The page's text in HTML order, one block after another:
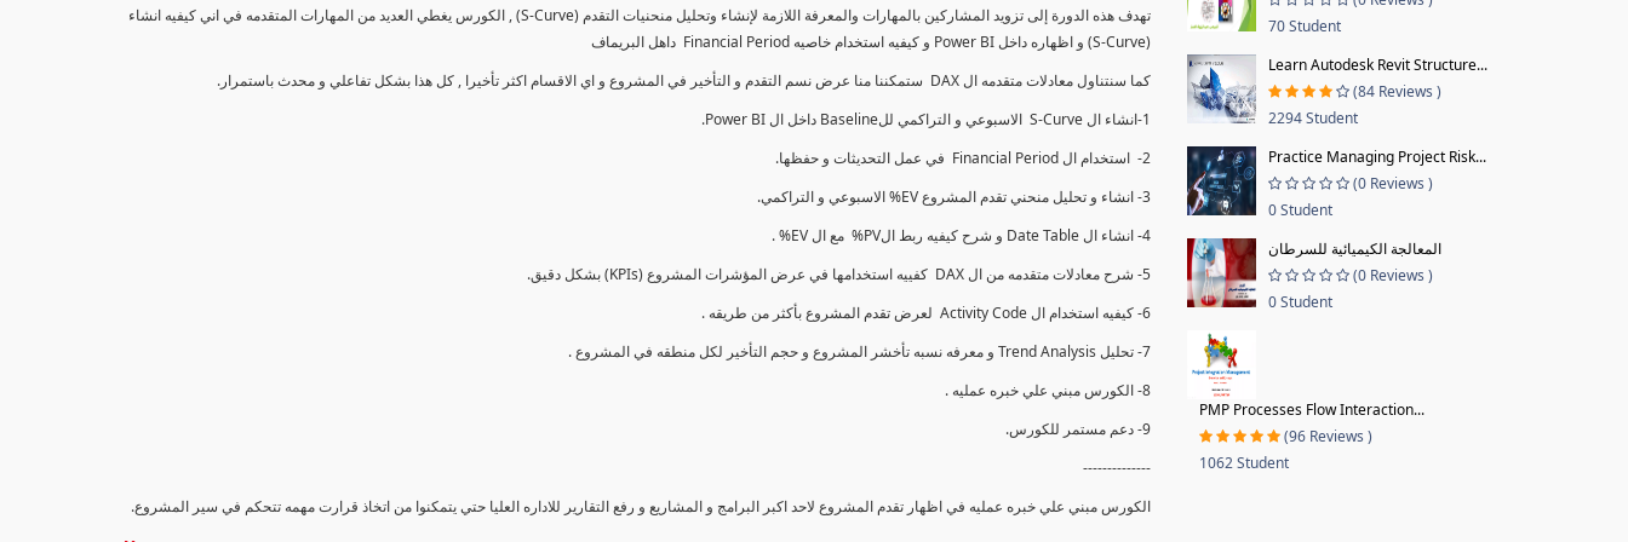
تهدف هذه الدورة إلى تزويد المشاركين بالمهارات والمعرفة اللازمة لإنشاء وتحليل منحنيات التقدم (S-Curve) , الكورس يغطي العديد من المهارات المتقدمه في اني كيفيه انشاء
(S-Curve) و اظهاره داخل Power BI و كيفيه استخدام خاصيه Financial Period داهل البريماف
كما سنتناول معادلات متقدمه ال DAX ستمكننا منا عرض نسم التقدم و التأخير في المشروع و اي الاقسام اكثر تأخيرا , كل هذا بشكل تفاعلي و محدث باستمرار.
1-انشاء ال S-Curve الاسبوعي و التراكمي للBaseline داخل ال Power BI.
2- استخدام ال Financial Period في عمل التحديثات و حفظها.
3- انشاء و تحليل منحني تقدم المشروع EV% الاسبوعي و التراكمي.
4- انشاء ال Date Table و شرح كيفيه ربط الPV% مع ال EV% .
5- شرح معادلات متقدمه من ال DAX كفييه استخدامها في عرض المؤشرات المشروع (KPIs) بشكل دقيق.
6- كيفيه استخدام ال Activity Code لعرض تقدم المشروع بأكثر من طريقه .
7- تحليل Trend Analysis و معرفه نسبه تأخشر المشروع و حجم التأخير لكل منطقه في المشروع .
8- الكورس مبني علي خبره عمليه .
9- دعم مستمر للكورس.
--------------
الكورس مبني علي خبره عمليه في اظهار تقدم المشروع لاحد اكبر البرامج و المشاريع و رفع التقارير للاداره العليا حتي يتمكنوا من اتخاذ قرارت مهمه تتحكم في سير المشروع.
70 Student
Learn Autodesk Revit Structure...
(84 Reviews )
2294 Student
Practice Managing Project Risk...
(0 Reviews )
0 Student
المعالجة الكيميائية للسرطان
(0 Reviews )
0 Student
PMP Processes Flow Interaction...
(96 Reviews )
1062 Student